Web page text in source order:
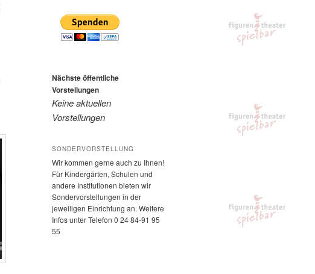
Nächste öffentliche
Vorstellungen
Keine aktuellen
Vorstellungen
SONDERVORSTELLUNG
Wir kommen gerne auch zu Ihnen!
Für Kindergärten, Schulen und
andere Institutionen bieten wir
Sondervorstellungen in der
jeweiligen Einrichtung an. Weitere
Infos unter Telefon 0 24 84-91 95
55